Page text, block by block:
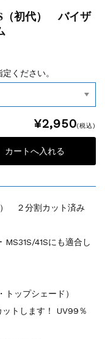
（初代） バイザ
ください。
¥2,950(税込)
２分割カット済み
41Sにも適合し
ップシェード）
トします！ UV99％